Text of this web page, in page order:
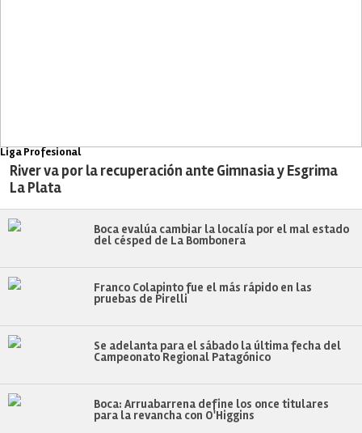
Liga Profesional
River va por la recuperación ante Gimnasia y Esgrima
La Plata
Boca evalúa cambiar la localía por el mal estado
del césped de La Bombonera
Franco Colapinto fue el más rápido en las
pruebas de Pirelli
Se adelanta para el sábado la última fecha del
Campeonato Regional Patagónico
Boca: Arruabarrena define los once titulares
para la revancha con O'Higgins